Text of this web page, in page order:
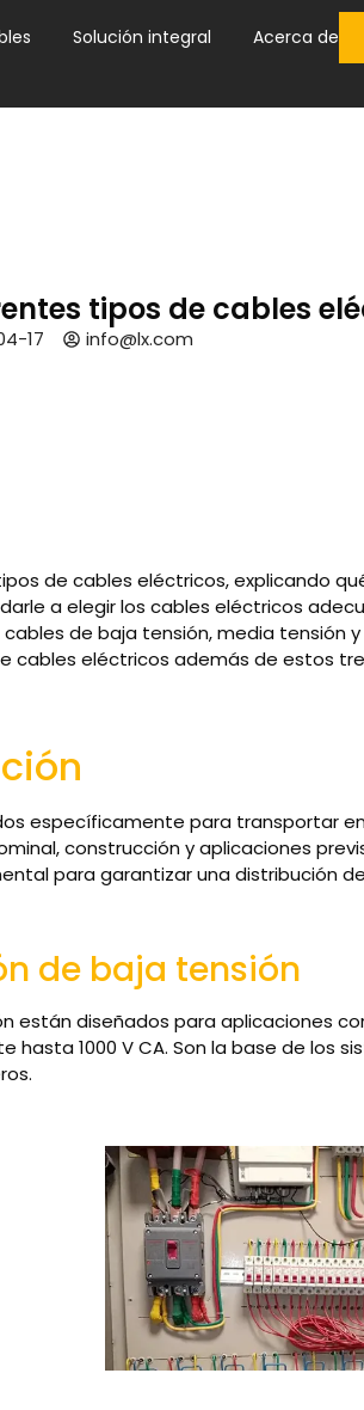
Solución integral Acerca de
tipos de cables
17 info@lx.com
de cables eléctricos, explicando
a elegir los cables eléctricos
de baja tensión, media tensión
cables eléctricos además de estos
específicamente para transportar
construcción y aplicaciones
para garantizar una distribución
de baja tensión
están diseñados para aplicaciones
1000 V CA. Son la base de los